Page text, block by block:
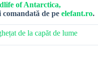
of Antarctica,
de pe elefant.ro.
de la capăt de lume